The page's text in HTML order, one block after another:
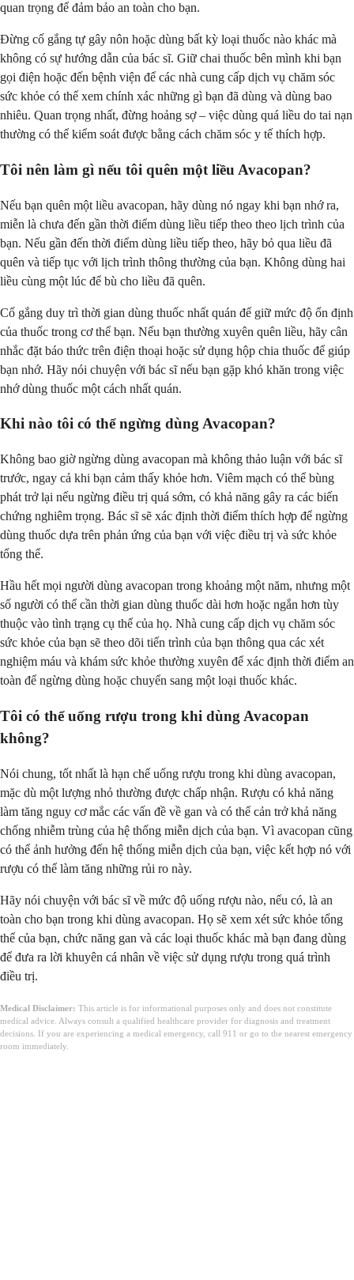
quan trọng để đảm bảo an toàn cho bạn.
Đừng cố gắng tự gây nôn hoặc dùng bất kỳ loại thuốc nào khác mà
không có sự hướng dẫn của bác sĩ. Giữ chai thuốc bên mình khi bạn
gọi điện hoặc đến bệnh viện để các nhà cung cấp dịch vụ chăm sóc
sức khỏe có thể xem chính xác những gì bạn đã dùng và dùng bao
nhiêu. Quan trọng nhất, đừng hoảng sợ – việc dùng quá liều do tai nạn
thường có thể kiểm soát được bằng cách chăm sóc y tế thích hợp.
Tôi nên làm gì nếu tôi quên một liều Avacopan?
Nếu bạn quên một liều avacopan, hãy dùng nó ngay khi bạn nhớ ra,
miễn là chưa đến gần thời điểm dùng liều tiếp theo theo lịch trình của
bạn. Nếu gần đến thời điểm dùng liều tiếp theo, hãy bỏ qua liều đã
quên và tiếp tục với lịch trình thông thường của bạn. Không dùng hai
liều cùng một lúc để bù cho liều đã quên.
Cố gắng duy trì thời gian dùng thuốc nhất quán để giữ mức độ ổn định
của thuốc trong cơ thể bạn. Nếu bạn thường xuyên quên liều, hãy cân
nhắc đặt báo thức trên điện thoại hoặc sử dụng hộp chia thuốc để giúp
bạn nhớ. Hãy nói chuyện với bác sĩ nếu bạn gặp khó khăn trong việc
nhớ dùng thuốc một cách nhất quán.
Khi nào tôi có thể ngừng dùng Avacopan?
Không bao giờ ngừng dùng avacopan mà không thảo luận với bác sĩ
trước, ngay cả khi bạn cảm thấy khỏe hơn. Viêm mạch có thể bùng
phát trở lại nếu ngừng điều trị quá sớm, có khả năng gây ra các biến
chứng nghiêm trọng. Bác sĩ sẽ xác định thời điểm thích hợp để ngừng
dùng thuốc dựa trên phản ứng của bạn với việc điều trị và sức khỏe
tổng thể.
Hầu hết mọi người dùng avacopan trong khoảng một năm, nhưng một
số người có thể cần thời gian dùng thuốc dài hơn hoặc ngắn hơn tùy
thuộc vào tình trạng cụ thể của họ. Nhà cung cấp dịch vụ chăm sóc
sức khỏe của bạn sẽ theo dõi tiến trình của bạn thông qua các xét
nghiệm máu và khám sức khỏe thường xuyên để xác định thời điểm an
toàn để ngừng dùng hoặc chuyển sang một loại thuốc khác.
Tôi có thể uống rượu trong khi dùng Avacopan
không?
Nói chung, tốt nhất là hạn chế uống rượu trong khi dùng avacopan,
mặc dù một lượng nhỏ thường được chấp nhận. Rượu có khả năng
làm tăng nguy cơ mắc các vấn đề về gan và có thể cản trở khả năng
chống nhiễm trùng của hệ thống miễn dịch của bạn. Vì avacopan cũng
có thể ảnh hưởng đến hệ thống miễn dịch của bạn, việc kết hợp nó với
rượu có thể làm tăng những rủi ro này.
Hãy nói chuyện với bác sĩ về mức độ uống rượu nào, nếu có, là an
toàn cho bạn trong khi dùng avacopan. Họ sẽ xem xét sức khỏe tổng
thể của bạn, chức năng gan và các loại thuốc khác mà bạn đang dùng
để đưa ra lời khuyên cá nhân về việc sử dụng rượu trong quá trình
điều trị.
Medical Disclaimer: This article is for informational purposes only and does not constitute
medical advice. Always consult a qualified healthcare provider for diagnosis and treatment
decisions. If you are experiencing a medical emergency, call 911 or go to the nearest emergency
room immediately.